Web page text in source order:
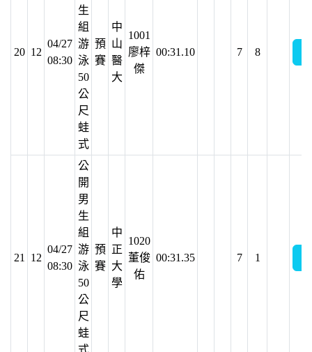
20 12
04/27
08:30
生
組
游
泳
50
公
尺
蛙
式
預
賽
中
山
醫
大
1001
廖梓
傑
00:31.10 7 8
21 12
04/27
08:30
公
開
男
生
組
游
泳
50
公
尺
蛙
式
預
賽
中
正
大
學
1020
董俊
佑
00:31.35 7 1